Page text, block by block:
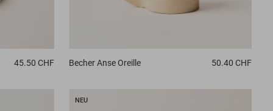
45.50 CHF Becher Anse Oreille 50.40 CHF
NEU